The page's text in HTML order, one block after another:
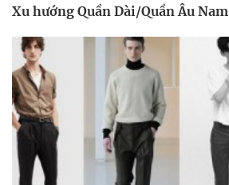
Xu hướng Quần Dài/Quần Âu Nam